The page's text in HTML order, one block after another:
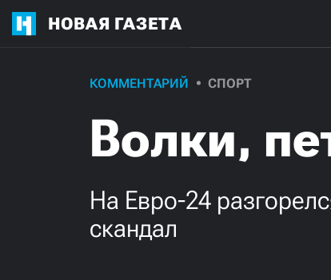
НОВАЯ ГАЗЕТА
КОММЕНТАРИЙ СПОРТ
Волки,
На Евро-24
скандал